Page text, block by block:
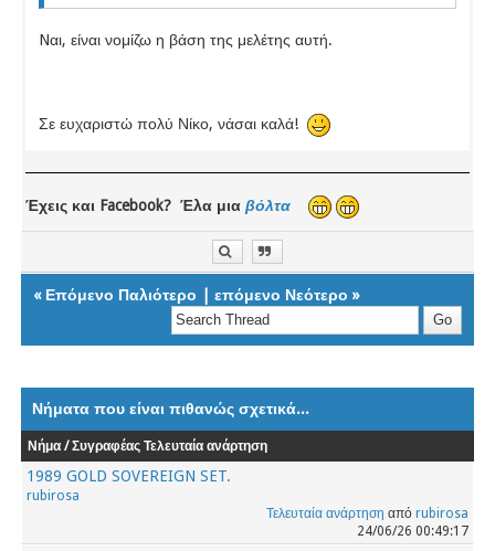
Nαι, είναι νομίζω η βάση της μελέτης αυτή.
Σε ευχαριστώ πολύ Νίκο, νάσαι καλά!
Έχεις και Facebook? Έλα μια βόλτα
« Επόμενο Παλιότερο |επόμενο Νεότερο »
Νήματα που είναι πιθανώς σχετικά...
Νήμα / Συγραφέας Τελευταία ανάρτηση
1989 GOLD SOVEREIGN SET.
rubirosa
Τελευταία ανάρτηση από rubirosa
24/06/26 00:49:17